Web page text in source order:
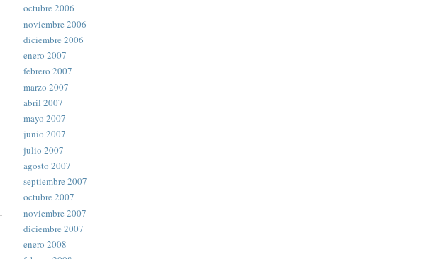
octubre 2006
noviembre 2006
diciembre 2006
enero 2007
febrero 2007
marzo 2007
abril 2007
mayo 2007
junio 2007
julio 2007
agosto 2007
septiembre 2007
octubre 2007
noviembre 2007
diciembre 2007
enero 2008